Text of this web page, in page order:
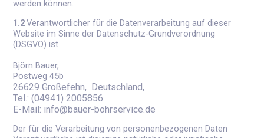
werden können.
1.2Verantwortlicher für die Datenverarbeitung auf dieser
Website im Sinne der Datenschutz-Grundverordnung
(DSGVO) ist
Björn Bauer,
Postweg 45b
26629 Großefehn, Deutschland,
Tel.: (04941) 2005856
E-Mail: info@bauer-bohrservice.de
Der für die Verarbeitung von personenbezogenen Daten